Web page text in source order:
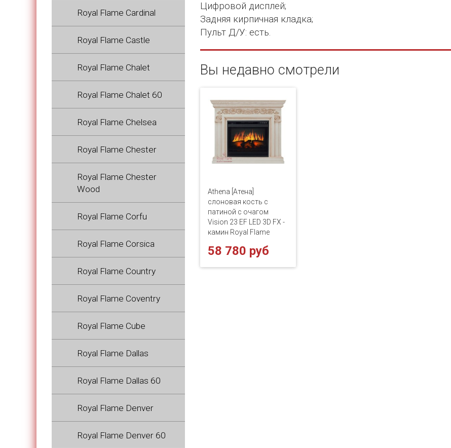
Цифровой дисплей;
Задняя кирпичная кладка;
Пульт Д/У: есть.
Вы недавно смотрели
Athena [Атена]
слоновая кость с
патиной с очагом
Vision 23 EF LED 3D FX -
камин Royal Flame
58 780 руб
Royal Flame Cardinal
Royal Flame Castle
Royal Flame Chalet
Royal Flame Chalet 60
Royal Flame Chelsea
Royal Flame Chester
Royal Flame Chester
Wood
Royal Flame Corfu
Royal Flame Corsica
Royal Flame Country
Royal Flame Coventry
Royal Flame Cube
Royal Flame Dallas
Royal Flame Dallas 60
Royal Flame Denver
Royal Flame Denver 60